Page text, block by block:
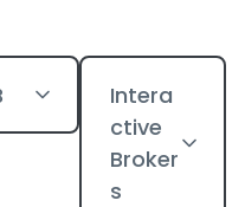
Intera
ctive
Broker
s